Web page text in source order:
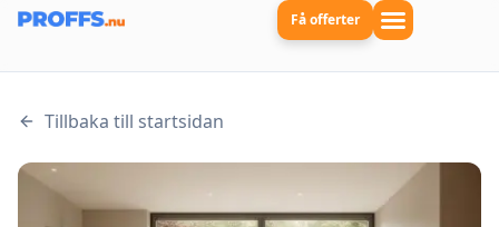
Få offerter
Tillbaka till startsidan